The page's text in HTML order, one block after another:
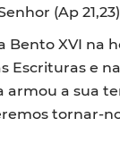
(Ap
XVI na
Escrituras e
a sua
tornar-